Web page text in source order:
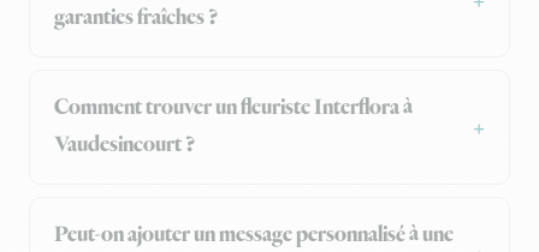
garanties fraîches ?
Comment trouver un fleuriste Interflora à
Vaudesincourt ?
Peut-on ajouter un message personnalisé à une